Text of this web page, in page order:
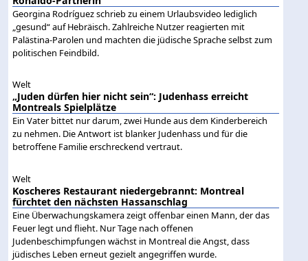
Georgina Rodríguez schrieb zu einem Urlaubsvideo lediglich
„gesund“ auf Hebräisch. Zahlreiche Nutzer reagierten mit
Palästina-Parolen und machten die jüdische Sprache selbst zum
politischen Feindbild.
Welt
„Juden dürfen hier nicht sein“: Judenhass erreicht
Montreals Spielplätze
Ein Vater bittet nur darum, zwei Hunde aus dem Kinderbereich
zu nehmen. Die Antwort ist blanker Judenhass und für die
betroffene Familie erschreckend vertraut.
Welt
Koscheres Restaurant niedergebrannt: Montreal
fürchtet den nächsten Hassanschlag
Eine Überwachungskamera zeigt offenbar einen Mann, der das
Feuer legt und flieht. Nur Tage nach offenen
Judenbeschimpfungen wächst in Montreal die Angst, dass
jüdisches Leben erneut gezielt angegriffen wurde.